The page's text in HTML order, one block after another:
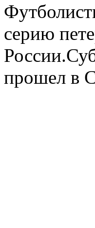
серию
прошел в